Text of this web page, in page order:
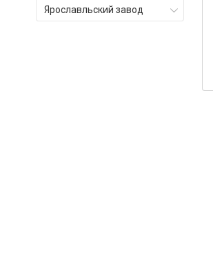
Ярославльский завод
в наличии